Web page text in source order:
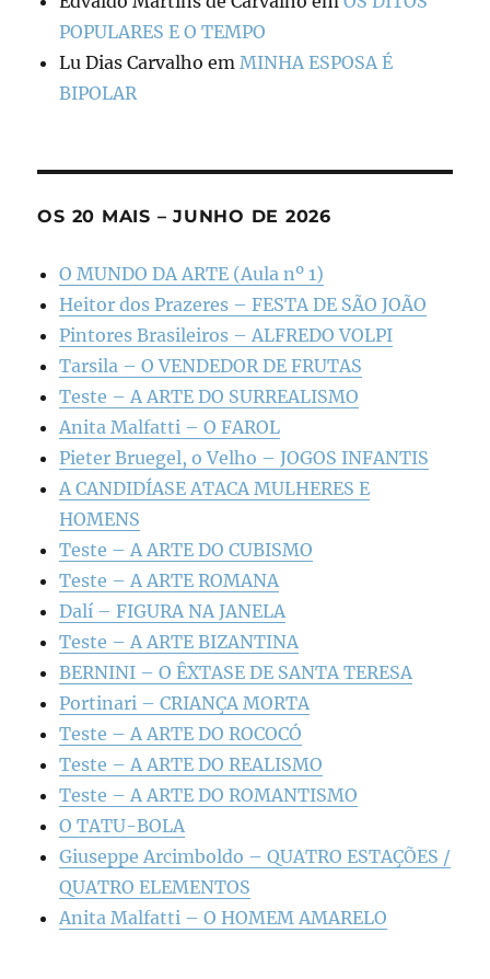
POPULARES E O TEMPO
Lu Dias Carvalho em MINHA ESPOSA É
BIPOLAR
OS 20 MAIS – JUNHO DE 2026
O MUNDO DA ARTE (Aula nº 1)
Heitor dos Prazeres – FESTA DE SÃO JOÃO
Pintores Brasileiros – ALFREDO VOLPI
Tarsila – O VENDEDOR DE FRUTAS
Teste – A ARTE DO SURREALISMO
Anita Malfatti – O FAROL
Pieter Bruegel, o Velho – JOGOS INFANTIS
A CANDIDÍASE ATACA MULHERES E
HOMENS
Teste – A ARTE DO CUBISMO
Teste – A ARTE ROMANA
Dalí – FIGURA NA JANELA
Teste – A ARTE BIZANTINA
BERNINI – O ÊXTASE DE SANTA TERESA
Portinari – CRIANÇA MORTA
Teste – A ARTE DO ROCOCÓ
Teste – A ARTE DO REALISMO
Teste – A ARTE DO ROMANTISMO
O TATU-BOLA
Giuseppe Arcimboldo – QUATRO ESTAÇÕES /
QUATRO ELEMENTOS
Anita Malfatti – O HOMEM AMARELO